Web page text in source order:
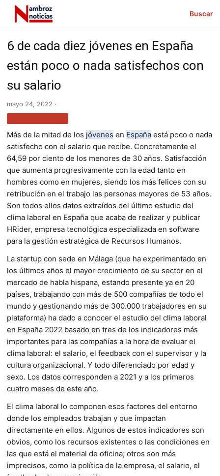
Buscar
6 de cada diez jóvenes en España
están poco o nada satisfechos con
su salario
mayo 24, 2022 ·
Más de la mitad de los jóvenes en España está poco o nada
satisfecho con el salario que recibe. Concretamente el
64,59 por ciento de los menores de 30 años. Satisfacción
que aumenta progresivamente con la edad tanto en
hombres como en mujeres, siendo los más felices con su
retribución en el trabajo las personas mayores de 53 años.
Son todos ellos datos extraídos del último estudio del
clima laboral en España que acaba de realizar y publicar
HRider, empresa tecnológica especializada en software
para la gestión estratégica de Recursos Humanos.
La startup con sede en Málaga (que ha experimentado en
los últimos años el mayor crecimiento de su sector en el
mercado de habla hispana, estando presente ya en 20
países, trabajando con más de 500 compañías de todo el
mundo y gestionando más de 300.000 trabajadores en su
plataforma) ha dado a conocer el estudio del clima laboral
en España 2022 basado en tres de los indicadores más
importantes para las compañías a la hora de evaluar el
clima laboral: el salario, el feedback con el supervisor y la
cultura organizacional. Y todo diferenciado por edad y
sexo. Los datos corresponden a 2021 y a los primeros
cuatro meses de este año.
El clima laboral lo componen esos factores del entorno
donde los empleados trabajan y que impactan
directamente en ellos. Algunos de estos indicadores son
obvios, como los recursos existentes o las condiciones en
las que está el material de oficina; otros son más
imprecisos, como la política de la empresa, el salario, el